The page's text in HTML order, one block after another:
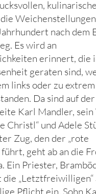
nach dem
Es wird an
erinnert, die
geraten sind,
links oder zu extrem
Da sind auf der
Karl Mandler, sein
Christl“ und Adele
Zug, den der „rote
geht ab an die
Ein Priester,
die „Letztfreiwilligen“
Pflicht ein. Sohn